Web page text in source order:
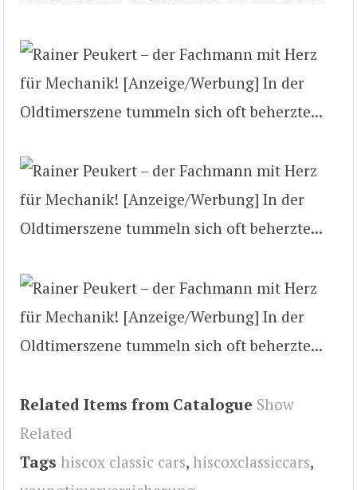
Related Items from Catalogue Show
Related
Tags hiscox classic cars, hiscoxclassiccars,